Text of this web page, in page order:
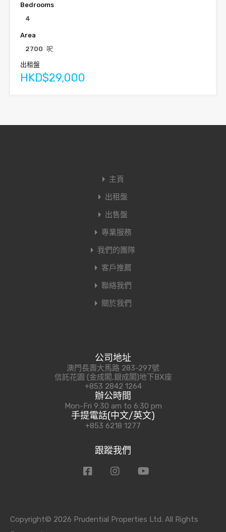
Bedrooms
4
Area
2700
呎
出租盤
HKD$29,000
主頁
出租盤
出售盤
專業服務
我們的團隊
客戶推薦
聯絡我們
關於我們
公司地址
澳門長壽大馬路 283-297號
信託花園 (金成閣,銀成閣)地下BX座
+853 2842 1264
辦公時間
Mon-Fri 9:30 am to 6:30 pm
手提電話(中文/英文)
+853 6218 1277
跟蹤我們
Copyright© 2026 Prudential Properties Ltd. All Rights